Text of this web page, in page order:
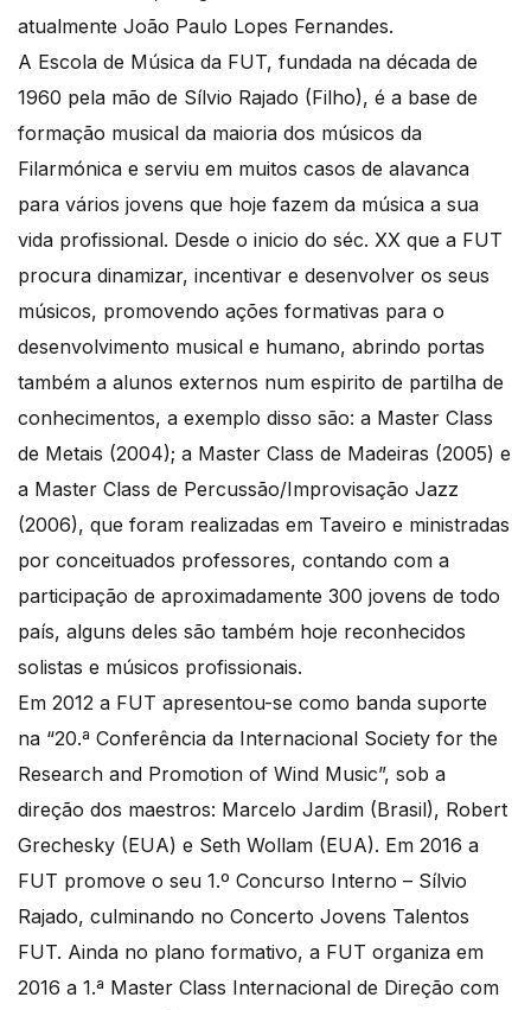
atualmente João Paulo Lopes Fernandes.
A Escola de Música da FUT, fundada na década de
1960 pela mão de Sílvio Rajado (Filho), é a base de
formação musical da maioria dos músicos da
Filarmónica e serviu em muitos casos de alavanca
para vários jovens que hoje fazem da música a sua
vida profissional. Desde o inicio do séc. XX que a FUT
procura dinamizar, incentivar e desenvolver os seus
músicos, promovendo ações formativas para o
desenvolvimento musical e humano, abrindo portas
também a alunos externos num espirito de partilha de
conhecimentos, a exemplo disso são: a Master Class
de Metais (2004); a Master Class de Madeiras (2005) e
a Master Class de Percussão/Improvisação Jazz
(2006), que foram realizadas em Taveiro e ministradas
por conceituados professores, contando com a
participação de aproximadamente 300 jovens de todo
país, alguns deles são também hoje reconhecidos
solistas e músicos profissionais.
Em 2012 a FUT apresentou-se como banda suporte
na “20.ª Conferência da Internacional Society for the
Research and Promotion of Wind Music”, sob a
direção dos maestros: Marcelo Jardim (Brasil), Robert
Grechesky (EUA) e Seth Wollam (EUA). Em 2016 a
FUT promove o seu 1.º Concurso Interno – Sílvio
Rajado, culminando no Concerto Jovens Talentos
FUT. Ainda no plano formativo, a FUT organiza em
2016 a 1.ª Master Class Internacional de Direção com